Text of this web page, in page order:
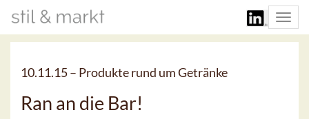
10.11.15 – Produkte rund um Getränke
Ran an die Bar!